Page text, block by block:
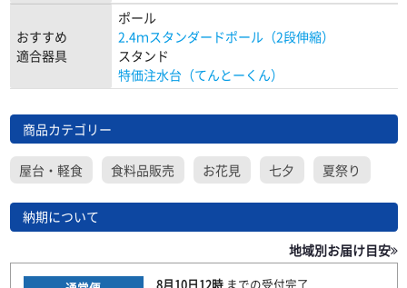
おすすめ
適合器具
ポール
2.4ｍスタンダードポール（2段伸縮）
スタンド
特価注水台（てんとーくん）
商品カテゴリー
屋台・軽食 食料品販売 お花見 七夕 夏祭り
納期について
地域別お届け目安
8月10日12時までの受付完了